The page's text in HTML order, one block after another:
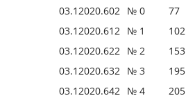
03.12020.602 № 0 77
03.12020.612 № 1 102
03.12020.622 № 2 153
03.12020.632 № 3 195
03.12020.642 № 4 205